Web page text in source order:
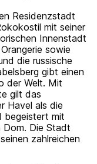
Residenzstadt
mit seiner
Innenstadt
sowie
die russische
gibt einen
der Welt. Mit
gilt das
Havel als die
begeistert mit
Dom. Die Stadt
zahlreichen